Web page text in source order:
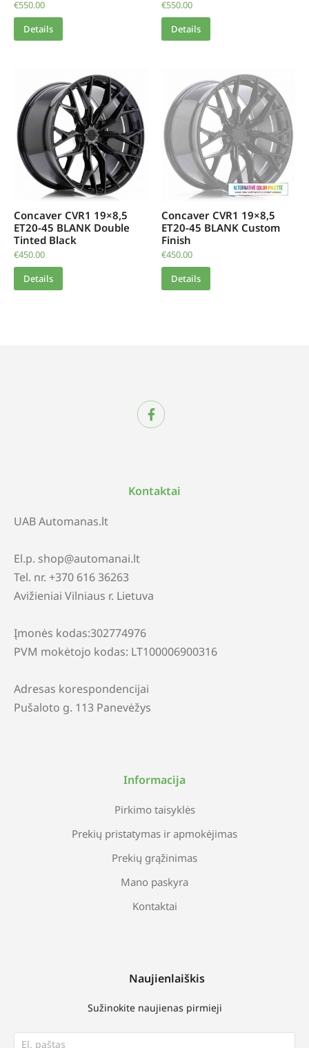
€550.00
Details
€550.00
Details
Concaver CVR1 19×8,5
ET20-45 BLANK Double
Tinted Black
€450.00
Details
Concaver CVR1 19×8,5
ET20-45 BLANK Custom
Finish
€450.00
Details
Kontaktai
UAB Automanas.lt
El.p. shop@automanai.lt
Tel. nr. +370 616 36263
Avižieniai Vilniaus r. Lietuva
Įmonės kodas:302774976
PVM mokėtojo kodas: LT100006900316
Adresas korespondencijai
Pušaloto g. 113 Panevėžys
Informacija
Pirkimo taisyklės
Prekių pristatymas ir apmokėjimas
Prekių grąžinimas
Mano paskyra
Kontaktai
Naujienlaiškis
Sužinokite naujienas pirmieji